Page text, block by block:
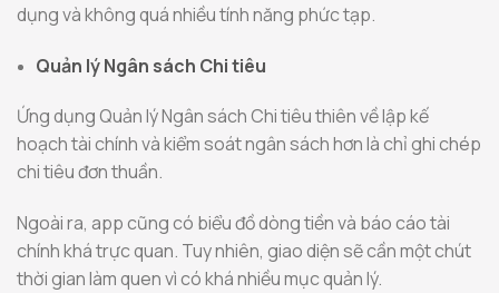
dụng và không quá nhiều tính năng phức tạp.
Quản lý Ngân sách Chi tiêu
Ứng dụng Quản lý Ngân sách Chi tiêu thiên về lập kế
hoạch tài chính và kiểm soát ngân sách hơn là chỉ ghi chép
chi tiêu đơn thuần.
Ngoài ra, app cũng có biểu đồ dòng tiền và báo cáo tài
chính khá trực quan. Tuy nhiên, giao diện sẽ cần một chút
thời gian làm quen vì có khá nhiều mục quản lý.